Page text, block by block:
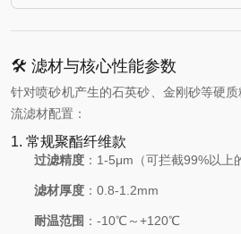
🛠️ 滤材与核心性能参数
针对喷砂机产生的石英砂、金刚砂等硬
流滤材配置：
1. 常规聚酯纤维款
过滤精度 ：1-5μm（可拦截99%以上
滤材厚度 ：0.8-1.2mm
耐温范围 ：-10℃～+120℃